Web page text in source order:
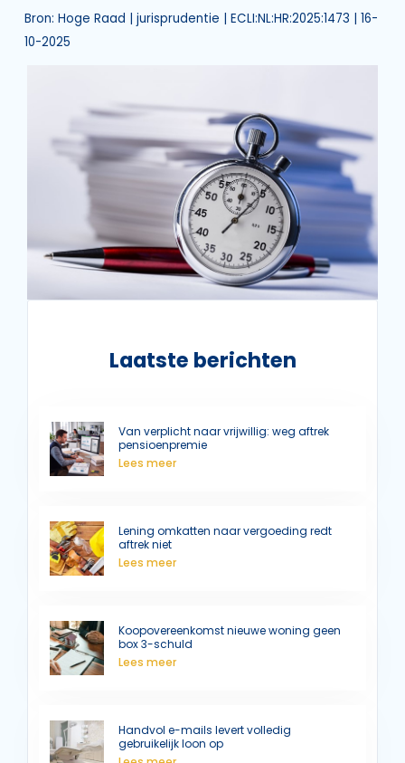
Bron: Hoge Raad | jurisprudentie | ECLI:NL:HR:2025:1473 | 16-
10-2025
Laatste berichten
Van verplicht naar vrijwillig: weg aftrek
pensioenpremie
Lees meer
Lening omkatten naar vergoeding redt
aftrek niet
Lees meer
Koopovereenkomst nieuwe woning geen
box 3-schuld
Lees meer
Handvol e-mails levert volledig
gebruikelijk loon op